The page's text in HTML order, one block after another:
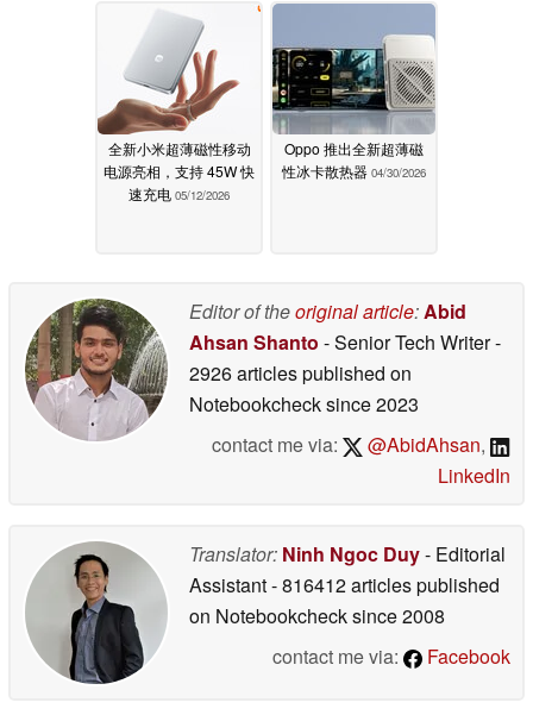
全新小米超薄磁性移动
电源亮相，支持 45W 快
速充电 05/12/2026
Oppo 推出全新超薄磁
性冰卡散热器 04/30/2026
Editor of theoriginal article:Abid
Ahsan Shanto - Senior Tech Writer-
2926 articles published on
Notebookchecksince 2023
contact me via:
@AbidAhsan,
LinkedIn
Translator: Ninh Ngoc Duy- Editorial
Assistant- 816412 articles published
on Notebookchecksince 2008
contact me via:
Facebook